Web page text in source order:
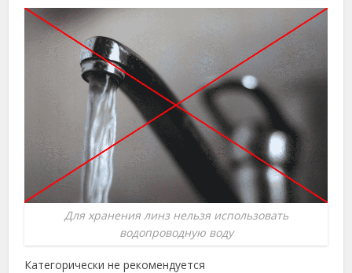
Для хранения линз нельзя использовать
водопроводную воду
Категорически не рекомендуется